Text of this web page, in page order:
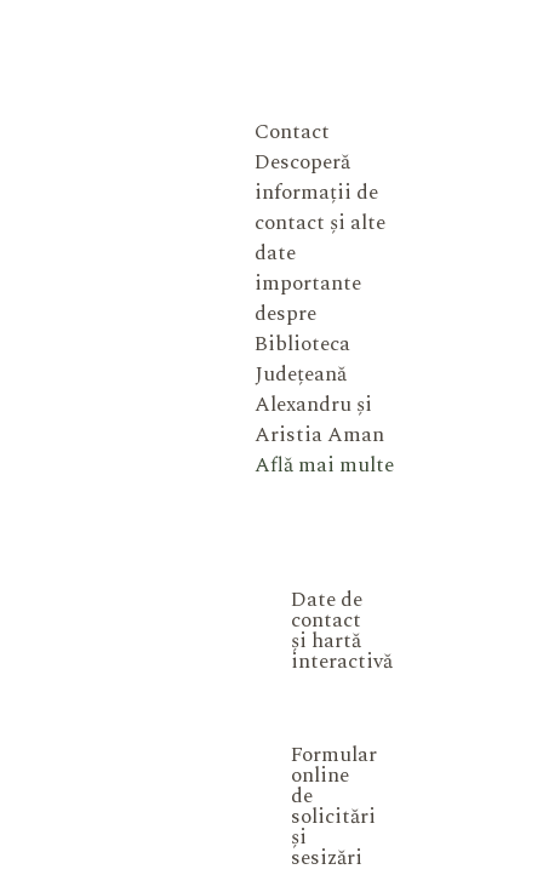
Contact
Descoperă
informații de
contact și alte
date
importante
despre
Biblioteca
Județeană
Alexandru și
Aristia Aman
Află mai multe
Date de
contact
și hartă
interactivă
Formular
online
de
solicitări
și
sesizări